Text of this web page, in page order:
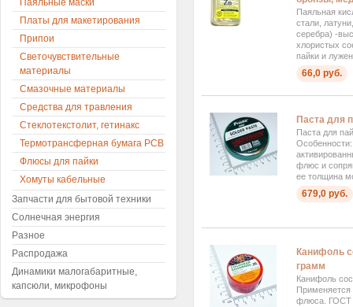
Паяльная
стали,
серебра) -
хлористых
пайки и
66,0 руб.
Паста для
Паста для
флюс и
ее толщина
679,0 руб.
Канифоль
грамм
Канифоль
Применяется
флюса. ГОСТ
Паяльные маски
Платы для макетирования
Припои
Светочувствительные
материалы
Смазочные материалы
Средства для травления
Стеклотекстолит, гетинакс
Термотрансферная бумага PCB
Флюсы для пайки
Хомуты кабельные
Запчасти для бытовой техники
Солнечная энергия
Разное
Распродажа
Динамики малогабаритные,
капсюли, микрофоны